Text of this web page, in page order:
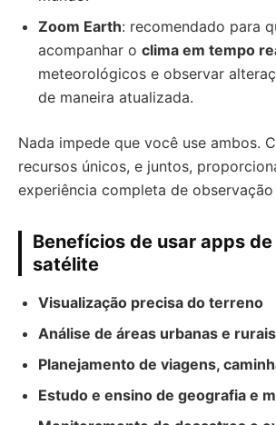
Zoom Earth: recomendado para
acompanhar o clima em tempo
meteorológicos e observar
de maneira atualizada.
Nada impede que você use ambos.
recursos únicos, e juntos,
experiência completa de
Benefícios de usar apps
satélite
Visualização precisa do terreno
Análise de áreas urbanas e rurais
Planejamento de viagens,
Estudo e ensino de geografia e